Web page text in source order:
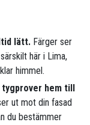
lätt. Färger ser
här i Lima,
himmel.
hem till
ut mot din fasad
du bestämmer